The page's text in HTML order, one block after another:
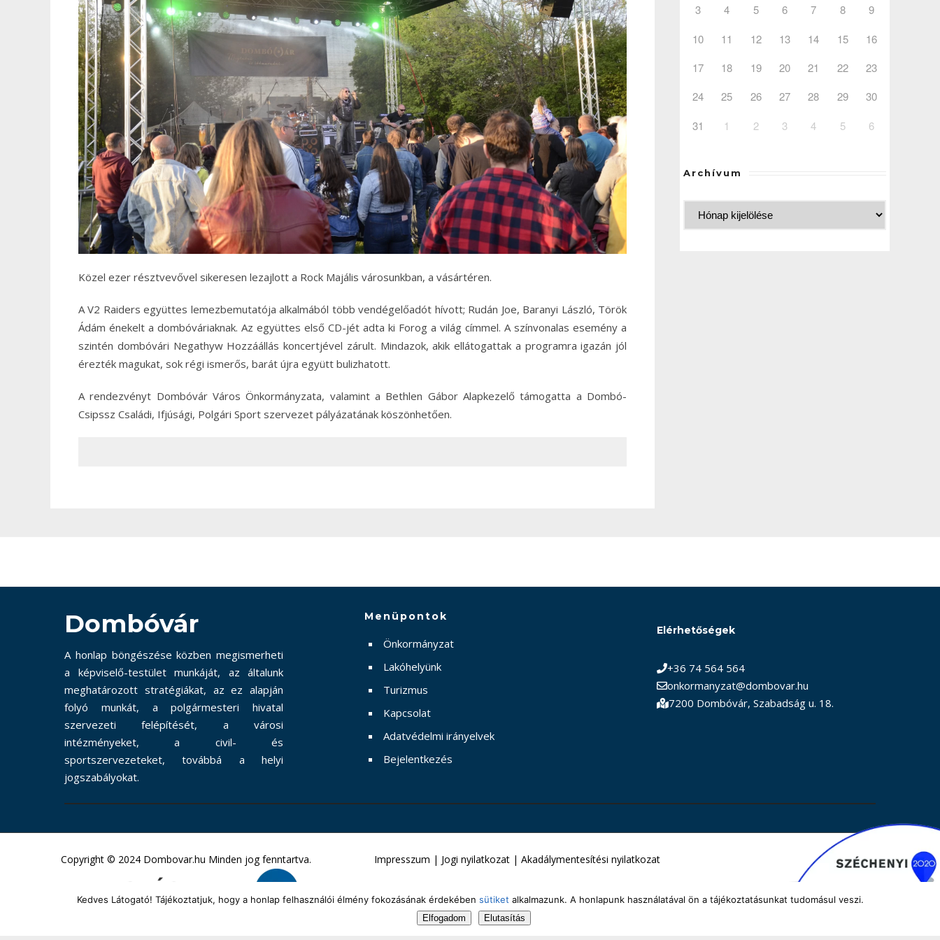
Közel ezer résztvevővel sikeresen lezajlott a Rock Majális városunkban, a vásártéren.
A V2 Raiders együttes lemezbemutatója alkalmából több vendégelőadót hívott; Rudán Joe, Baranyi László, Török
Ádám énekelt a dombóváriaknak. Az együttes első CD-jét adta ki Forog a világ címmel. A színvonalas esemény a
szintén dombóvári Negathyw Hozzáállás koncertjével zárult. Mindazok, akik ellátogattak a programra igazán jól
érezték magukat, sok régi ismerős, barát újra együtt bulizhatott.
A rendezvényt Dombóvár Város Önkormányzata, valamint a Bethlen Gábor Alapkezelő támogatta a Dombó-
Csipssz Családi, Ifjúsági, Polgári Sport szervezet pályázatának köszönhetően.
3
4 5 6 7 8
9
10
11 12 13 14 15
16
17
18 19 20 21 22
23
24
25 26 27 28 29
30
31
1 2 3 4 5 6
Archívum
Dombóvár
A honlap böngészése közben megismerheti
a képviselő-testület munkáját, az általunk
meghatározott stratégiákat, az ez alapján
folyó munkát, a polgármesteri hivatal
szervezeti felépítését, a városi
intézményeket, a civil- és
sportszervezeteket, továbbá a helyi
jogszabályokat.
Menüpontok
Önkormányzat
Lakóhelyünk
Turizmus
Kapcsolat
Adatvédelmi irányelvek
Bejelentkezés
Elérhetőségek
+36 74 564 564
onkormanyzat@dombovar.hu
7200 Dombóvár, Szabadság u. 18.
Copyright © 2024 Dombovar.hu Minden jog fenntartva. Impresszum | Jogi nyilatkozat | Akadálymentesítési nyilatkozat
Kedves Látogató! Tájékoztatjuk, hogy a honlap felhasználói élmény fokozásának érdekében sütiket alkalmazunk. A honlapunk használatával ön a tájékoztatásunkat tudomásul veszi.
Elfogadom Elutasítás